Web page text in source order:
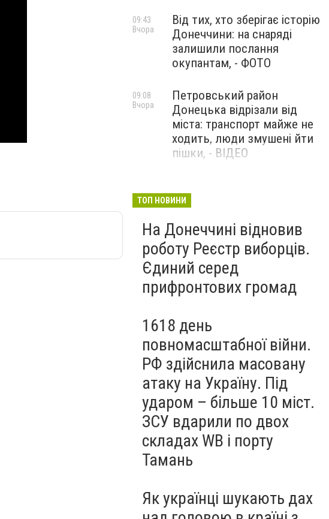
Від тих, хто зберігає історію
Донеччини: на снаряді
залишили послання
окупантам, - ФОТО
09:43
Вчора
Петровський район
Донецька відрізали від
міста: транспорт майже не
ходить, люди змушені йти
пішки, - ВІДЕО
09:08
Вчора
війни. РФ вдарила
столиці. 15 людей загинули.
В Росії палають
енергопідстанції та
черговий WB
Вчора
ТОП НОВИНИ
На Донеччині відновив
роботу Реєстр виборців.
Єдиний серед
прифронтових громад
1618 день
повномасштабної війни.
РФ здійснила масовану
атаку на Україну. Під
ударом – більше 10 міст.
ЗСУ вдарили по двох
складах WB і порту
Тамань
Як українці шукають дах